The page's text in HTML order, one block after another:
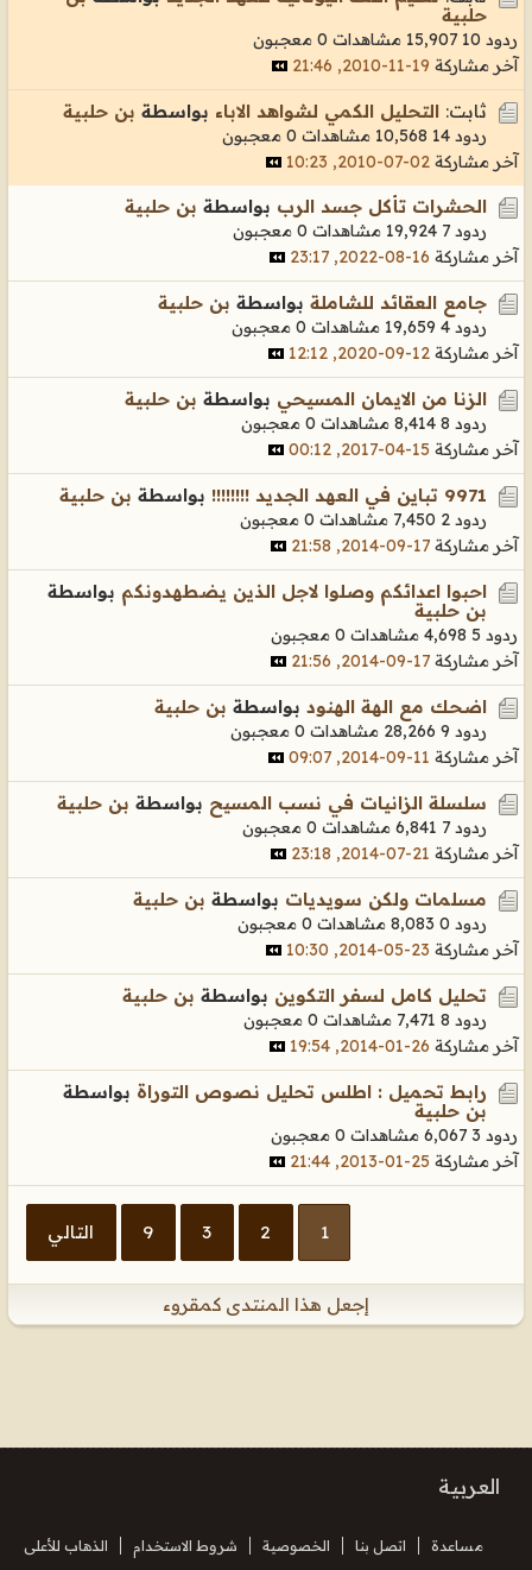
حلبية
ردود 10 15,907 مشاهدات
0 معجبون
آخر مشاركة 19-11-2010, 21:46
ثابت: التحليل الكمي لشواهد الاباء بواسطة بن حلبية
ردود 14 10,568 مشاهدات
0 معجبون
آخر مشاركة 02-07-2010, 10:23
الحشرات تأكل جسد الرب بواسطة بن حلبية
ردود 7 19,924 مشاهدات
0 معجبون
آخر مشاركة 16-08-2022, 23:17
جامع العقائد للشاملة بواسطة بن حلبية
ردود 4 19,659 مشاهدات
0 معجبون
آخر مشاركة 12-09-2020, 12:12
الزنا من الايمان المسيحي بواسطة بن حلبية
ردود 8 8,414 مشاهدات
0 معجبون
آخر مشاركة 15-04-2017, 00:12
9971 تباين في العهد الجديد !!!!!!!! بواسطة بن حلبية
ردود 2 7,450 مشاهدات
0 معجبون
آخر مشاركة 17-09-2014, 21:58
احبوا اعدائكم وصلوا لاجل الذين يضطهدونكم بواسطة
بن حلبية
ردود 5 4,698 مشاهدات
0 معجبون
آخر مشاركة 17-09-2014, 21:56
اضحك مع الهة الهنود بواسطة بن حلبية
ردود 9 28,266 مشاهدات
0 معجبون
آخر مشاركة 11-09-2014, 09:07
سلسلة الزانيات في نسب المسيح بواسطة بن حلبية
ردود 7 6,841 مشاهدات
0 معجبون
آخر مشاركة 21-07-2014, 23:18
مسلمات ولكن سويديات بواسطة بن حلبية
ردود 0 8,083 مشاهدات
0 معجبون
آخر مشاركة 23-05-2014, 10:30
تحليل كامل لسفر التكوين بواسطة بن حلبية
ردود 8 7,471 مشاهدات
0 معجبون
آخر مشاركة 26-01-2014, 19:54
رابط تحميل : اطلس تحليل نصوص التوراة بواسطة
بن حلبية
ردود 3 6,067 مشاهدات
0 معجبون
آخر مشاركة 25-01-2013, 21:44
1
2
3
9 التالي
إجعل هذا المنتدى كمقروء
العربية
مساعدة اتصل بنا الخصوصية شروط الاستخدام الذهاب للأعلى